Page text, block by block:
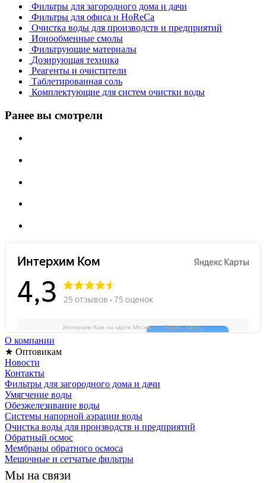
Фильтры для загородного дома и дачи
Фильтры для офиса и HoReCa
Очистка воды для производств и предприятий
Ионообменные смолы
Фильтрующие материалы
Дозирующая техника
Реагенты и очистители
Таблетированная соль
Комплектующие для систем очистки воды
Ранее вы смотрели
Интерхим Ком на карте Москвы — Яндекс Карты
О компании
★ Оптовикам
Новости
Контакты
Фильтры для загородного дома и дачи
Умягчение воды
Обезжелезивание воды
Системы напорной аэрации воды
Очистка воды для производств и предприятий
Обратный осмос
Мембраны обратного осмоса
Мешочные и сетчатые фильтры
Мы на связи